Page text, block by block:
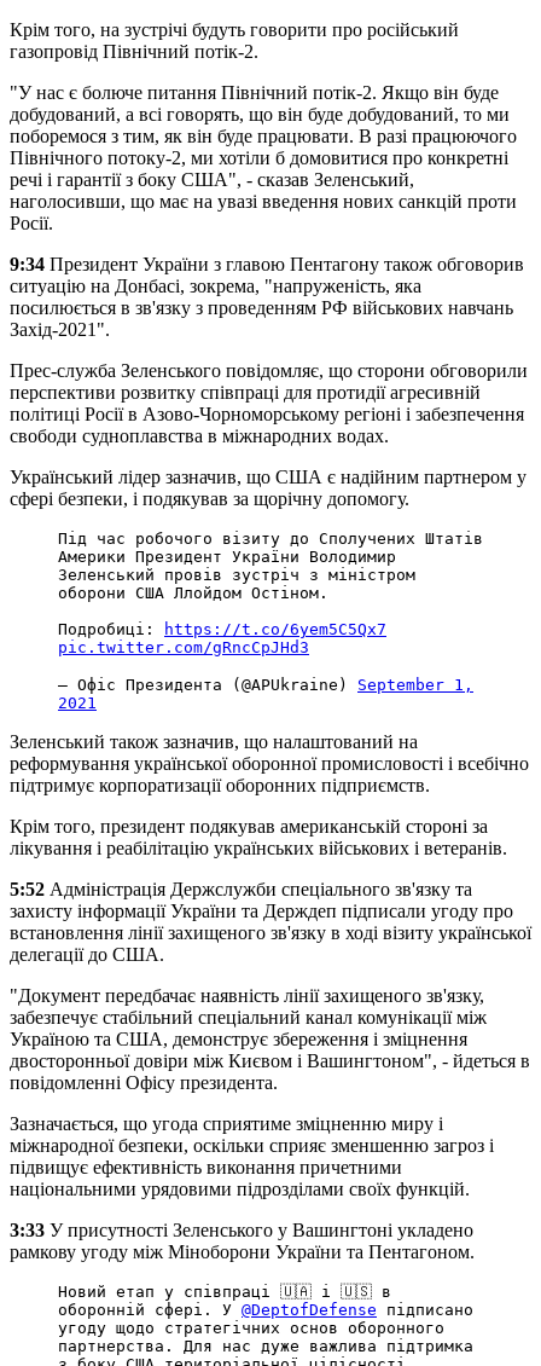
Крім того, на зустрічі будуть говорити про російський
газопровід Північний потік-2.
"У нас є болюче питання Північний потік-2. Якщо він буде
добудований, а всі говорять, що він буде добудований, то ми
поборемося з тим, як він буде працювати. В разі працюючого
Північного потоку-2, ми хотіли б домовитися про конкретні
речі і гарантії з боку США", - сказав Зеленський,
наголосивши, що має на увазі введення нових санкцій проти
Росії.
9:34 Президент України з главою Пентагону також обговорив
ситуацію на Донбасі, зокрема, "напруженість, яка
посилюється в зв'язку з проведенням РФ військових навчань
Захід-2021".
Прес-служба Зеленського повідомляє, що сторони обговорили
перспективи розвитку співпраці для протидії агресивній
політиці Росії в Азово-Чорноморському регіоні і забезпечення
свободи судноплавства в міжнародних водах.
Український лідер зазначив, що США є надійним партнером у
сфері безпеки, і подякував за щорічну допомогу.
Під час робочого візиту до Сполучених Штатів
Америки Президент України Володимир
Зеленський провів зустріч з міністром
оборони США Ллойдом Остіном.
Подробиці:
https://t.co/6yem5C5Qx7
pic.twitter.com/gRncCpJHd3
— Офіс Президента (@APUkraine) September 1,
2021
Зеленський також зазначив, що налаштований на
реформування української оборонної промисловості і всебічно
підтримує корпоратизації оборонних підприємств.
Крім того, президент подякував американській стороні за
лікування і реабілітацію українських військових і ветеранів.
5:52 Адміністрація Держслужби спеціального зв'язку та
захисту інформації України та Держдеп підписали угоду про
встановлення лінії захищеного зв'язку в ході візиту української
делегації до США.
"Документ передбачає наявність лінії захищеного зв'язку,
забезпечує стабільний спеціальний канал комунікації між
Україною та США, демонструє збереження і зміцнення
двосторонньої довіри між Києвом і Вашингтоном", - йдеться в
повідомленні Офісу президента.
Зазначається, що угода сприятиме зміцненню миру і
міжнародної безпеки, оскільки сприяє зменшенню загроз і
підвищує ефективність виконання причетними
національними урядовими підрозділами своїх функцій.
3:33 У присутності Зеленського у Вашингтоні укладено
рамкову угоду між Міноборони України та Пентагоном.
Новий етап у співпраці 🇺🇦 і 🇺🇸 в
оборонній сфері. У @DeptofDefense підписано
угоду щодо стратегічних основ оборонного
партнерства. Для нас дуже важлива підтримка